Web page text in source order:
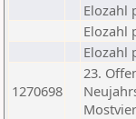
Elozahl
Elozahl
Elozahl
1270698
23.